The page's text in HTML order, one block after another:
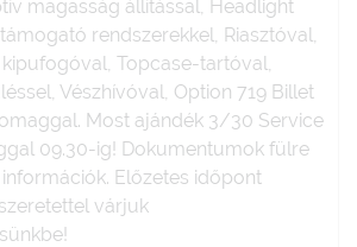
magasság állítással, Headlight
rendszerekkel, Riasztóval,
Topcase-tartóval,
Vészhívóval, Option 719 Billet
Most ajándék 3/30 Service
09.30-ig! Dokumentumok fülre
Előzetes időpont
várjuk